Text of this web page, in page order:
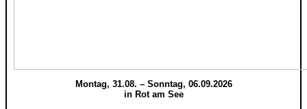
Montag, 31.08. – Sonntag, 06.09.2026
in Rot am See